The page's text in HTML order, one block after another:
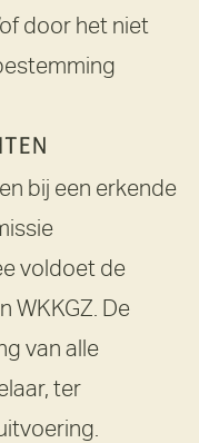
door het niet
bij een erkende
voldoet de
WKKGZ. De
van alle
ter